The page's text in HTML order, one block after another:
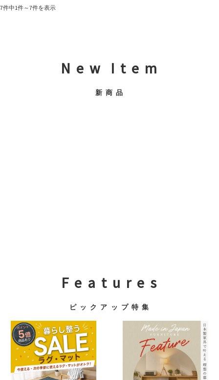
7件中1件～7件を表示
N e w I t e m
新 商 品
F e a t u r e s
ピ ッ ク ア ッ プ 特 集